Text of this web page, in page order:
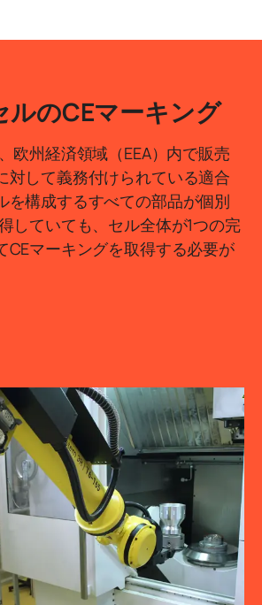
ルのCEマーキング
欧州経済領域（EEA）内で販売
対して義務付けられている適合
を構成するすべての部品が個別
していても、セル全体が1つの完
CEマーキングを取得する必要が